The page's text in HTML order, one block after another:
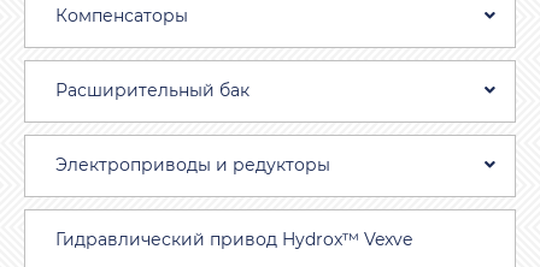
Компенсаторы
Расширительный бак
Электроприводы и редукторы
Гидравлический привод Hydrox™ Vexve